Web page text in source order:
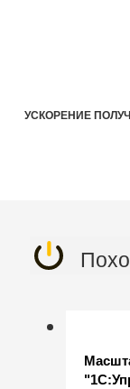
УСКОРЕНИЕ